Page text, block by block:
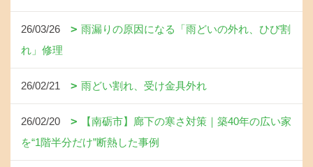
26/03/26
雨漏りの原因になる「雨どいの外れ、ひび割
れ」修理
26/02/21 雨どい割れ、受け金具外れ
26/02/20
【南砺市】廊下の寒さ対策｜築40年の広い家
を“1階半分だけ”断熱した事例